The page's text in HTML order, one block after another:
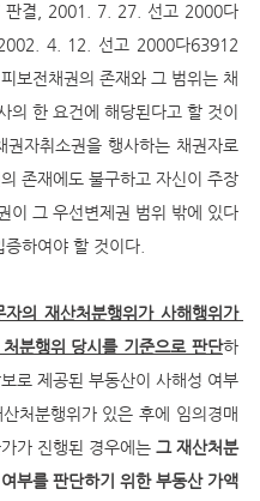
판결, 2001. 7. 27. 선고 2000다
4. 12. 선고 2000다63912
보전채권의 존재와 그 범위는 채
의 한 요건에 해당된다고 할 것이
권자취소권을 행사하는 채권자로
존재에도 불구하고 자신이 주장
이 그 우선변제권 범위 밖에 있다
증하여야 할 것이다.
자의 재산처분행위가 사해행위가
분행위 당시를 기준으로 판단하
로 제공된 부동산이 사해성 여부
처분행위가 있은 후에 임의경매
가 진행된 경우에는 그 재산처분
부를 판단하기 위한 부동산 가액